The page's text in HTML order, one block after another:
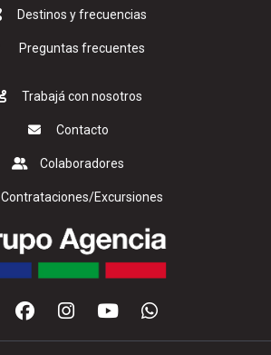
Destinos y frecuencias
Preguntas frecuentes
Trabajá con nosotros
Contacto
Colaboradores
Contrataciones/Excursiones